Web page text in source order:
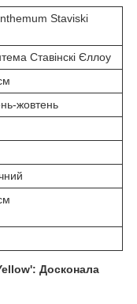
Staviski
Ставінскі Єллоу
жовтень
Досконала